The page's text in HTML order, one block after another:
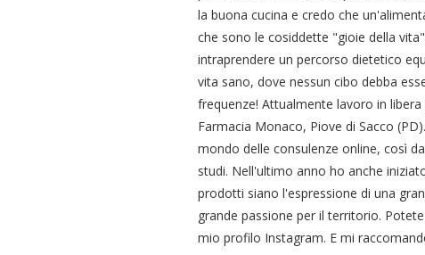
la buona cucina e credo che
che sono le cosiddette "gioie della
intraprendere un percorso dietetico
vita sano, dove nessun cibo debba
frequenze! Attualmente lavoro in
Farmacia Monaco, Piove di Sacco
mondo delle consulenze online, così
studi. Nell'ultimo anno ho anche
prodotti siano l'espressione di una
grande passione per il territorio.
mio profilo Instagram. E mi